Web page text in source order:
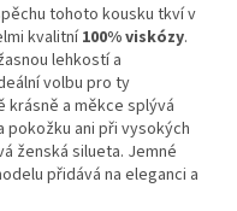
tohoto kousku tkví v
kvalitní100% viskózy.
lehkostí a
volbu pro ty
krásně a měkce splývá
pokožku ani při vysokých
ženská silueta. Jemné
přidává na eleganci a